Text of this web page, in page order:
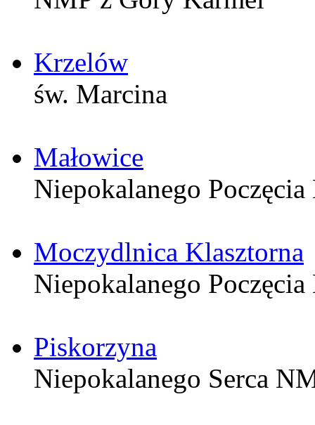
Krzelów
św. Marcina
Małowice
Niepokalanego
Moczydlnica Klasztorna
Niepokalanego
Piskorzyna
Niepokalanego Serca